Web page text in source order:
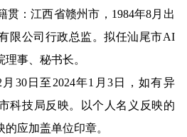
：江西省赣州市，1984年8月出
限公司行政总监。拟任汕尾市AI
事、秘书长。
30日至2024年1月3日，如有异
科技局反映。以个人名义反映的
应加盖单位印章。